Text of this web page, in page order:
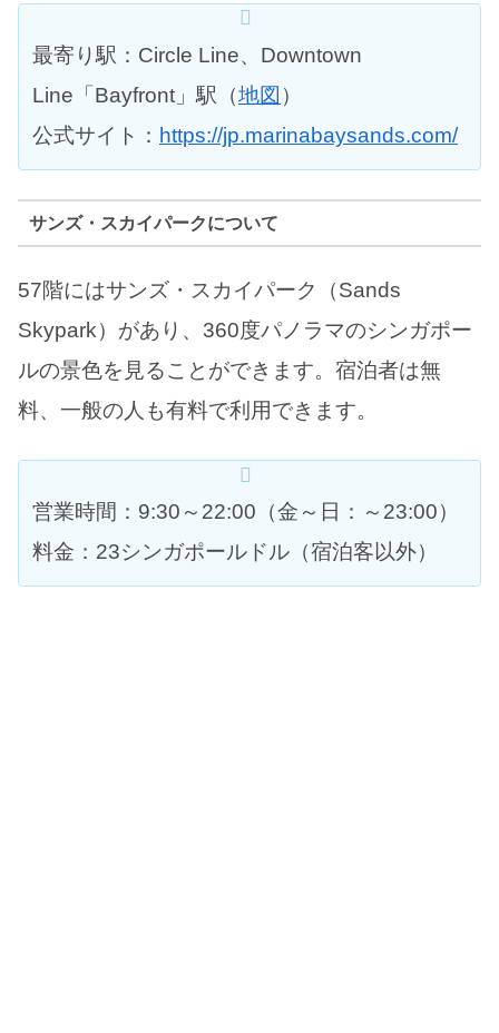
最寄り駅：Circle Line、Downtown
Line「Bayfront」駅（地図 ）
公式サイト： https://jp.marinabaysands.com/
サンズ・スカイパークについて
57階にはサンズ・スカイパーク（Sands
Skypark）があり、360度パノラマのシンガポー
ルの景色を見ることができます。宿泊者は無
料、一般の人も有料で利用できます。
営業時間：9:30～22:00（金～日：～23:00）
料金：23シンガポールドル（宿泊客以外）